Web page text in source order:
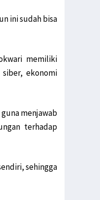
ini sudah bisa
memiliki
ekonomi
menjawab
terhadap
sehingga